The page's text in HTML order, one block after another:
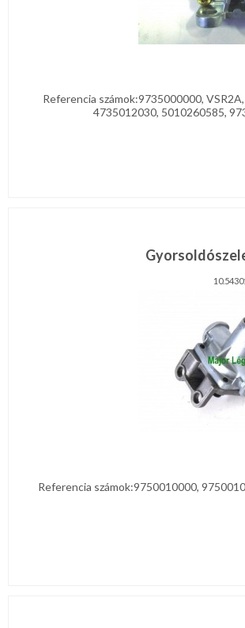
Referencia számok:9735000000,
4735012030, 5010260585,
Referencia számok:9750010000,